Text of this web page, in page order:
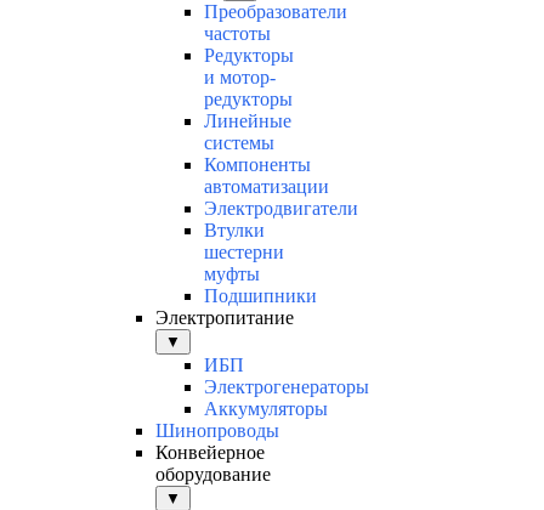
Преобразователи
частоты
Редукторы
и мотор-
редукторы
Линейные
системы
Компоненты
автоматизации
Электродвигатели
Втулки
шестерни
муфты
Подшипники
Электропитание
▼
ИБП
Электрогенераторы
Аккумуляторы
Шинопроводы
Конвейерное
оборудование
▼